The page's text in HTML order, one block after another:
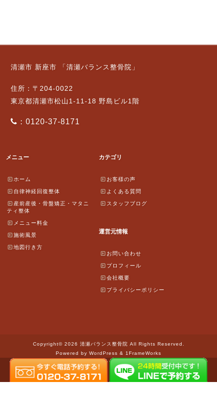
清瀬市 新座市 「清瀬バランス整骨院」
住所：〒204-0022
東京都清瀬市松山1-11-18 野島ビル1階
：0120-37-8171
メニュー
ホーム
自律神経回復整体
産前産後・骨盤矯正・マタニ
ティ整体
メニュー料金
施術風景
地図行き方
カテゴリ
お客様の声
よくある質問
スタッフブログ
運営元情報
お問い合わせ
プロフィール
会社概要
プライバシーポリシー
Copyright© 2026 清瀬バランス整骨院 All Rights Reserved.
Powered by WordPress & 1FrameWorks